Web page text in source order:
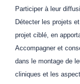
Participer à leur
Détecter les projets
projet ciblé, en
Accompagner et
dans le montage de
cliniques et les